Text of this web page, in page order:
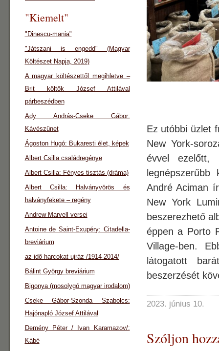
Ez utóbbi üzlet
New York-
évvel
André Aciman
New York
beszerezhető
éppen a Porto
Village-ben.
látogatott
beszerzését
2023. június 10.
Szóljon
"Kiemelt"
"Dinescu-mania"
"Játszani is engedd" (Magyar
Költészet Napja, 2019)
A magyar költészettől megihletve –
Brit költők József Attilával
párbeszédben
Ady András-Cseke Gábor:
Kávészünet
Ágoston Hugó: Bukaresti élet, képek
Albert Csilla családregénye
Albert Csilla: Fényes tisztás (dráma)
Albert Csilla: Halványvörös és
halványfekete – regény
Andrew Marvell versei
Antoine de Saint-Exupéry: Citadella-
breviárium
az idő harcokat ujráz /1914-2014/
Bálint György breviárium
Bigonya (mosolygó magyar irodalom)
Cseke Gábor-Szonda Szabolcs:
Hajónapló József Attilával
Demény Péter / Ivan Karamazov/:
Kábé